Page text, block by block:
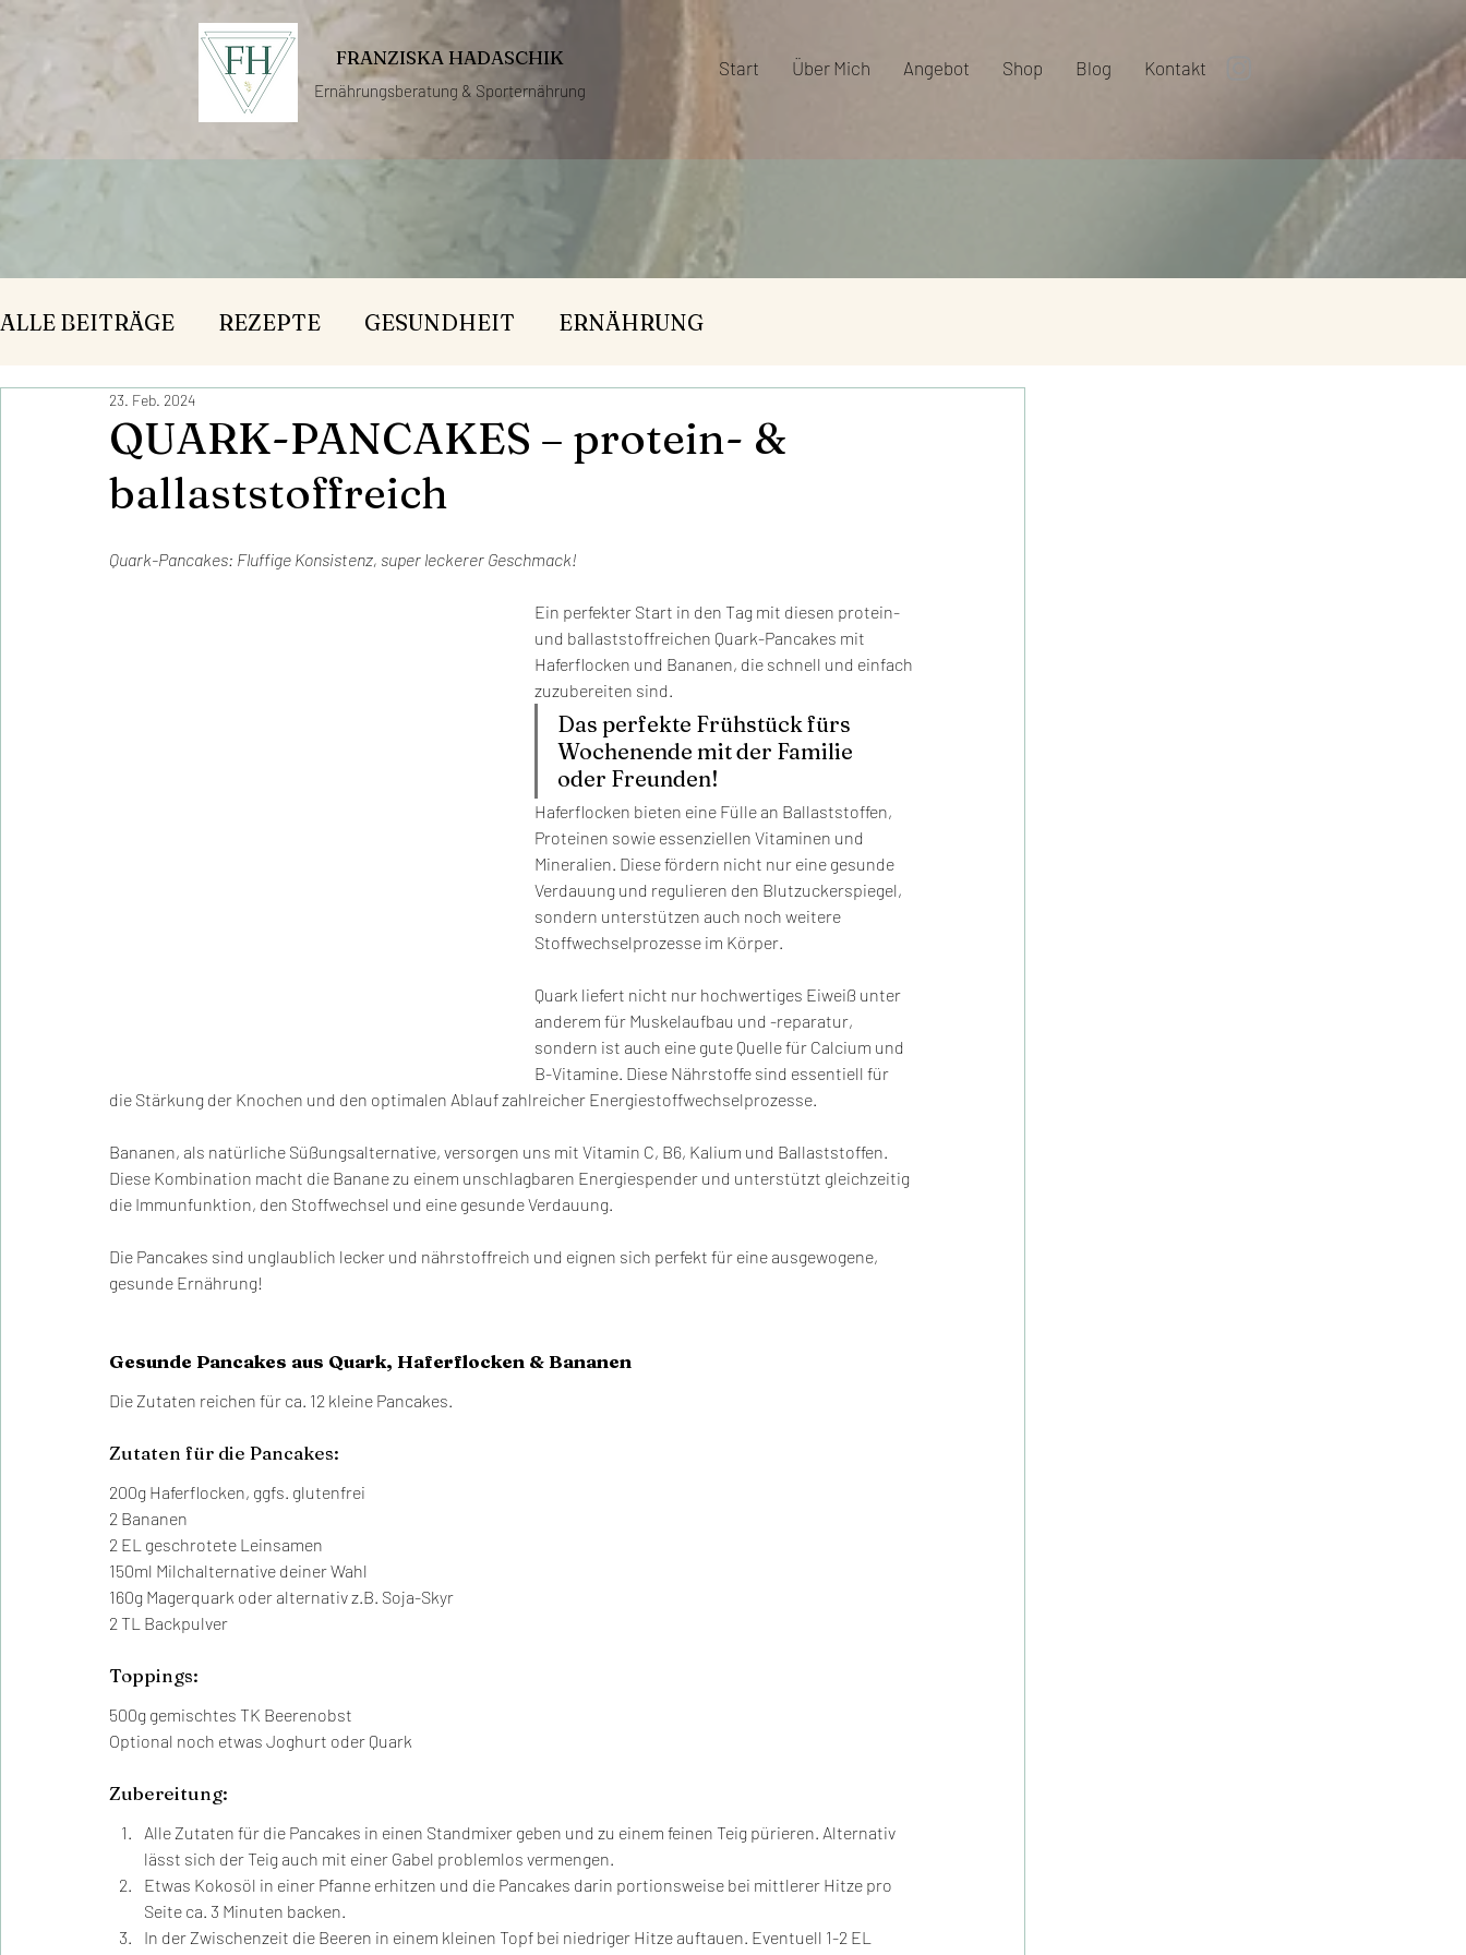
FRANZISKA HADASCHIK
Ernährungsberatung & Sporternährung
Start Über Mich Angebot Shop Blog Kontakt
ALLE BEITRÄGE REZEPTE GESUNDHEIT ERNÄHRUNG
QUARK-PANCAKES – protein- &
ballaststoffreich
23. Feb. 2024
Quark-Pancakes: Fluffige Konsistenz, super leckerer Geschmack!
Ein perfekter Start in den Tag mit diesen protein-
und ballaststoffreichen Quark-Pancakes mit
Haferflocken und Bananen, die schnell und einfach
zuzubereiten sind.
Das perfekte Frühstück fürs
Wochenende mit der Familie
oder Freunden!
Haferflocken bieten eine Fülle an Ballaststoffen,
Proteinen sowie essenziellen Vitaminen und
Mineralien. Diese fördern nicht nur eine gesunde
Verdauung und regulieren den Blutzuckerspiegel,
sondern unterstützen auch noch weitere
Stoffwechselprozesse im Körper.
Quark liefert nicht nur hochwertiges Eiweiß unter
anderem für Muskelaufbau und -reparatur,
sondern ist auch eine gute Quelle für Calcium und
B-Vitamine. Diese Nährstoffe sind essentiell für
die Stärkung der Knochen und den optimalen Ablauf zahlreicher Energiestoffwechselprozesse.
Bananen, als natürliche Süßungsalternative, versorgen uns mit Vitamin C, B6, Kalium und Ballaststoffen.
Diese Kombination macht die Banane zu einem unschlagbaren Energiespender und unterstützt gleichzeitig
die Immunfunktion, den Stoffwechsel und eine gesunde Verdauung.
Die Pancakes sind unglaublich lecker und nährstoffreich und eignen sich perfekt für eine ausgewogene,
gesunde Ernährung!
Gesunde Pancakes aus Quark, Haferflocken & Bananen
Die Zutaten reichen für ca. 12 kleine Pancakes.
Zutaten für die Pancakes:
200g Haferflocken, ggfs. glutenfrei
2 Bananen
2 EL geschrotete Leinsamen
150ml Milchalternative deiner Wahl
160g Magerquark oder alternativ z.B. Soja-Skyr
2 TL Backpulver
Toppings:
500g gemischtes TK Beerenobst
Optional noch etwas Joghurt oder Quark
Zubereitung:
Alle Zutaten für die Pancakes in einen Standmixer geben und zu einem feinen Teig pürieren. Alternativ
lässt sich der Teig auch mit einer Gabel problemlos vermengen.
Etwas Kokosöl in einer Pfanne erhitzen und die Pancakes darin portionsweise bei mittlerer Hitze pro
Seite ca. 3 Minuten backen.
In der Zwischenzeit die Beeren in einem kleinen Topf bei niedriger Hitze auftauen. Eventuell 1-2 EL